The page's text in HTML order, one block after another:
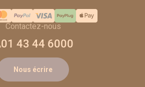
Contactez-nous
01 43 44 6000
Nous écrire